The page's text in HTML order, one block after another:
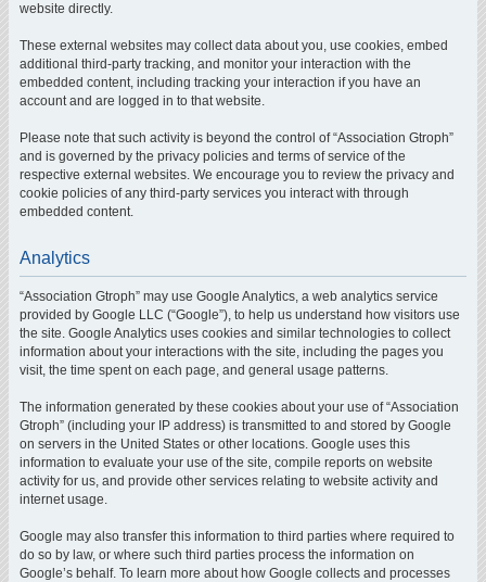
website directly.
These external websites may collect data about you, use cookies, embed
additional third-party tracking, and monitor your interaction with the
embedded content, including tracking your interaction if you have an
account and are logged in to that website.
Please note that such activity is beyond the control of “Association Gtroph”
and is governed by the privacy policies and terms of service of the
respective external websites. We encourage you to review the privacy and
cookie policies of any third-party services you interact with through
embedded content.
Analytics
“Association Gtroph” may use Google Analytics, a web analytics service
provided by Google LLC (“Google”), to help us understand how visitors use
the site. Google Analytics uses cookies and similar technologies to collect
information about your interactions with the site, including the pages you
visit, the time spent on each page, and general usage patterns.
The information generated by these cookies about your use of “Association
Gtroph” (including your IP address) is transmitted to and stored by Google
on servers in the United States or other locations. Google uses this
information to evaluate your use of the site, compile reports on website
activity for us, and provide other services relating to website activity and
internet usage.
Google may also transfer this information to third parties where required to
do so by law, or where such third parties process the information on
Google’s behalf. To learn more about how Google collects and processes